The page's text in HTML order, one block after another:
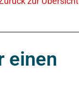
einen